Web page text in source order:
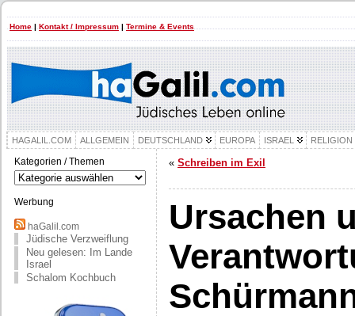
Home | Kontakt / Impressum | Termine & Events
HAGALIL.COM ALLGEMEIN DEUTSCHLAND EUROPA ISRAEL RELIGION
Kategorien / Themen
Kategorien
/
Themen
Werbung
haGalil.com
Jüdische Verzweiflung
Neu gelesen: Im Lande
Israel
Schalom Kochbuch
« Schreiben im Exil
Ursachen